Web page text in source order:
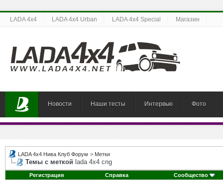
LADA 4x4 LADA 4x4 Urban LADA 4x4 Special Магазин
Новости Наши тесты Интервью Фото
LADA 4x4 Нива Клуб Форум > Метки
Темы с меткой lada 4х4 cng
Регистрация Справка Сообщество